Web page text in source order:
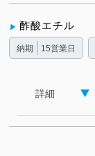
酢酸エチル
納期 15営業日
詳細